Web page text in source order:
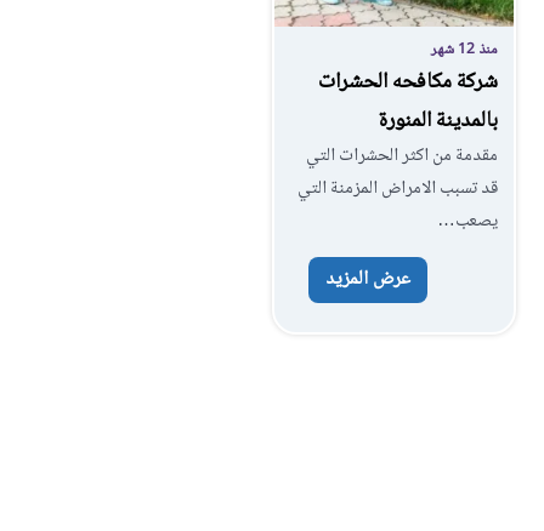
منذ 12 شهر
شركة مكافحه الحشرات
بالمدينة المنورة
مقدمة من اكثر الحشرات التي
قد تسبب الامراض المزمنة التي
يصعب…
عرض المزيد